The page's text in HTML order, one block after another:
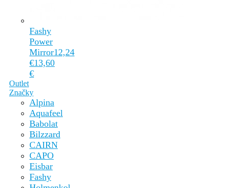
Fashy
Power
Mirror12,24
€13,60
€
Outlet
Značky
Alpina
Aquafeel
Babolat
Bilzzard
CAIRN
CAPO
Eisbar
Fashy